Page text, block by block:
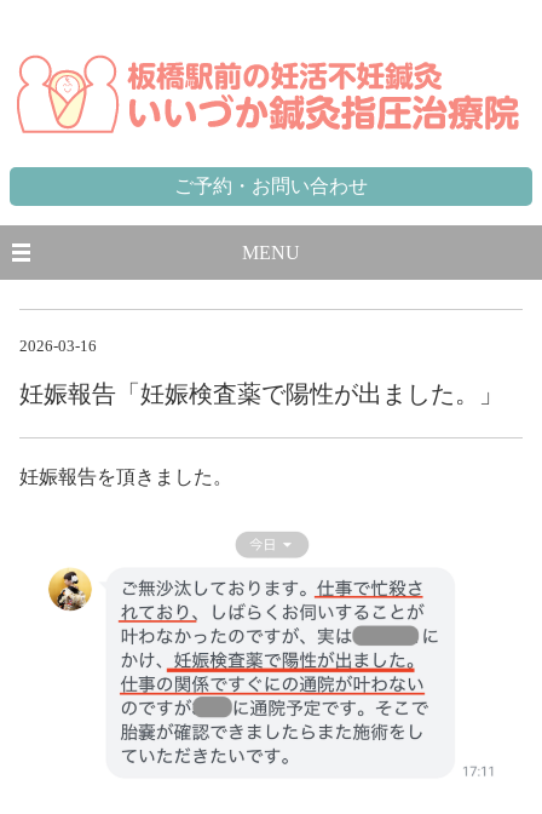
ご予約・お問い合わせ
MENU
2026-03-16
妊娠報告「妊娠検査薬で陽性が出ました。」
妊娠報告を頂きました。